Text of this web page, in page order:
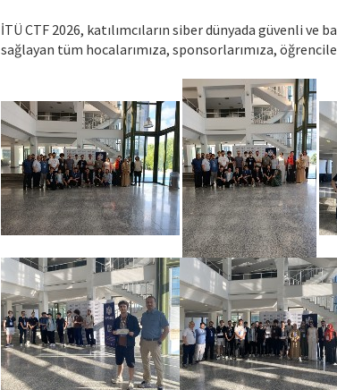
İTÜ CTF 2026, katılımcıların siber dünyada güvenli
sağlayan tüm hocalarımıza, sponsorlarımıza,